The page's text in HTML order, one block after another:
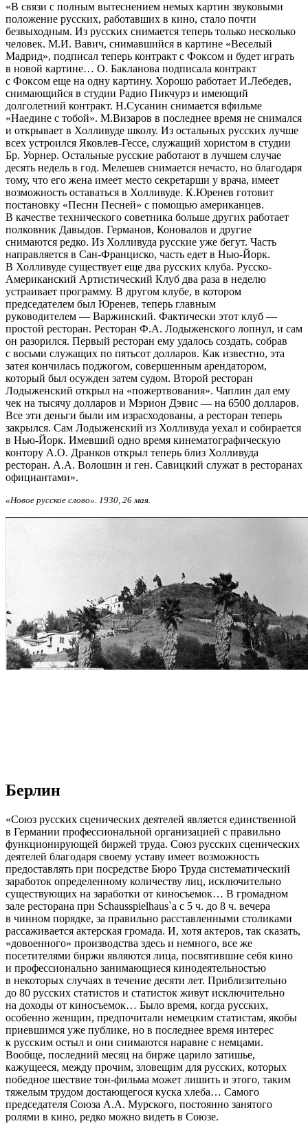
«В связи с полным вытеснением немых картин звуковыми
положение русских, работавших в кино, стало почти
безвыходным. Из русских снимается теперь только несколько
человек. М.И. Вавич, снимавшийся в картине «Веселый
Мадрид», подписал теперь контракт с Фоксом и будет играть
в новой картине… О. Бакланова подписала контракт
с Фоксом еще на одну картину. Хорошо работает И.Лебедев,
снимающийся в студии Радио Пикчурз и имеющий
долголетний контракт. Н.Сусанин снимается вфильме
«Наедине с тобой». М.Визаров в последнее время не снимался
и открывает в Холливуде школу. Из остальных русских лучше
всех устроился Яковлев-Гессе, служащий хористом в студии
Бр. Уорнер. Остальные русские работают в лучшем случае
десять недель в год. Мелешев снимается нечасто, но благодаря
тому, что его жена имеет место секретарши у врача, имеет
возможность оставаться в Холливуде. К.Юренев готовит
постановку «Песни Песней» с помощью американцев.
В качестве технического советника больше других работает
полковник Давыдов. Германов, Коновалов и другие
снимаются редко. Из Холливуда русские уже бегут. Часть
направляется в Сан-Франциско, часть едет в Нью-Йорк.
В Холливуде существует еще два русских клуба. Русско-
Американский Артистический Клуб два раза в неделю
устраивает программу. В другом клубе, в котором
председателем был Юренев, теперь главным
руководителем — Варжинский. Фактически этот клуб —
простой ресторан. Ресторан Ф.А. Лодыженского лопнул, и сам
он разорился. Первый ресторан ему удалось создать, собрав
с восьми служащих по пятьсот долларов. Как известно, эта
затея кончилась поджогом, совершенным арендатором,
который был осужден затем судом. Второй ресторан
Лодыженский открыл на «пожертвования». Чаплин дал ему
чек на тысячу долларов и Мэрион Дэвис — на 6500 долларов.
Все эти деньги были им израсходованы, а ресторан теперь
закрылся. Сам Лодыженский из Холливуда уехал и собирается
в Нью-Йорк. Имевший одно время кинематографическую
контору А.О. Дранков открыл теперь близ Холливуда
ресторан. А.А. Волошин и ген. Савицкий служат в ресторанах
официантами».
«Новое русское слово». 1930, 26 мая.
Берлин
«Союз русских сценических деятелей является единственной
в Германии профессиональной организацией с правильно
функционирующей биржей труда. Союз русских сценических
деятелей благодаря своему уставу имеет возможность
предоставлять при посредстве Бюро Труда систематический
заработок определенному количеству лиц, исключительно
существующих на заработки от киносъемок… В громадном
зале ресторана при Schausspielhaus`а с 5 ч. до 8 ч. вечера
в чинном порядке, за правильно расставленными столиками
рассаживается актерская громада. И, хотя актеров, так сказать,
«довоенного» производства здесь и немного, все же
посетителями биржи являются лица, посвятившие себя кино
и профессионально занимающиеся кинодеятельностью
в некоторых случаях в течение десяти лет. Приблизительно
до 80 русских статистов и статисток живут исключительно
на доходы от киносъемок… Было время, когда русских,
особенно женщин, предпочитали немецким статистам, якобы
приевшимся уже публике, но в последнее время интерес
к русским остыл и они снимаются наравне с немцами.
Вообще, последний месяц на бирже царило затишье,
кажущееся, между прочим, зловещим для русских, которых
победное шествие тон-фильма может лишить и этого, таким
тяжелым трудом достающегося куска хлеба… Самого
председателя Союза А.А. Мурского, постоянно занятого
ролями в кино, редко можно видеть в Союзе.